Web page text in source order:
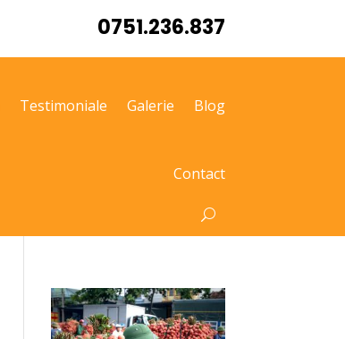
0751.236.837
Testimoniale Galerie Blog
Contact